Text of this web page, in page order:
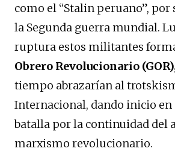
como el “Stalin peruano”, por
la Segunda guerra mundial.
ruptura estos militantes
Obrero Revolucionario
tiempo abrazarían al
Internacional, dando inicio en
batalla por la continuidad del
marxismo revolucionario.